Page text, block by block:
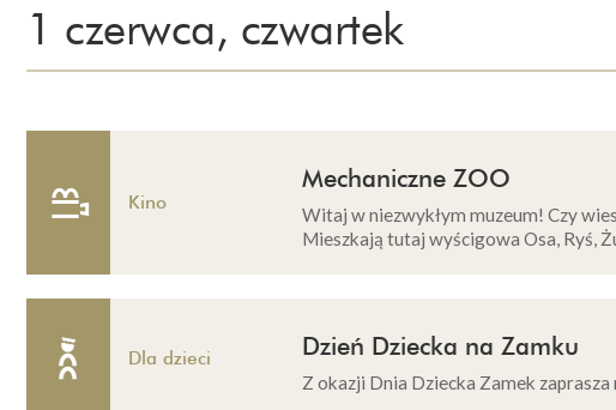
1 czerwca, czwartek
Kino
Mechaniczne ZOO
Witaj w niezwykłym muzeum! Czy
Mieszkają tutaj wyścigowa Osa, Ryś,
Dla dzieci Dzień Dziecka na Zamku
Z okazji Dnia Dziecka Zamek